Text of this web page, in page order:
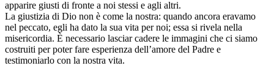
apparire giusti di fronte a noi stessi e agli altri.
La giustizia di Dio non è come la nostra: quando ancora eravamo
nel peccato, egli ha dato la sua vita per noi; essa si rivela nella
misericordia. È necessario lasciar cadere le immagini che ci siamo
costruiti per poter fare esperienza dell’amore del Padre e
testimoniarlo con la nostra vita.